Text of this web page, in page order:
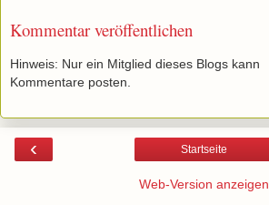
Kommentar veröffentlichen
Hinweis: Nur ein Mitglied dieses Blogs kann
Kommentare posten.
‹ Startseite
Web-Version anzeigen